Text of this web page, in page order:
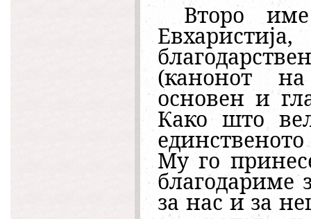
Второ
(канонот
основен и
Како што
Му го
за нас и за